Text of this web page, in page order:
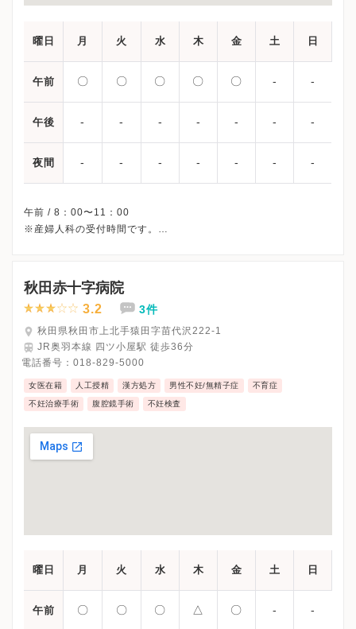
曜日 月 火 水 木 金 土 日
午前 〇 〇 〇 〇 〇 - -
午後 - - - - - - -
夜間 - - - - - - -
午前 / 8：00〜11：00
※産婦人科の受付時間です。
秋田赤十字病院
3.2 3件
秋田県秋田市上北手猿田字苗代沢222-1
JR奥羽本線 四ツ小屋駅 徒歩36分
電話番号： 018-829-5000
女医在籍 人工授精 漢方処方 男性不妊/無精子症 不育症
不妊治療手術 腹腔鏡手術 不妊検査
曜日 月 火 水 木 金 土 日
午前 〇 〇 〇 △ 〇 - -